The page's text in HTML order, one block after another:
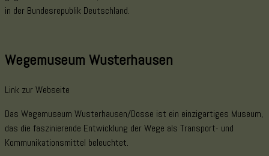
in der Bundesrepublik Deutschland.
Wegemuseum Wusterhausen
Link zur Webseite
Das Wegemuseum Wusterhausen/Dosse ist ein einzigartiges Museum,
das die faszinierende Entwicklung der Wege als Transport- und
Kommunikationsmittel beleuchtet.